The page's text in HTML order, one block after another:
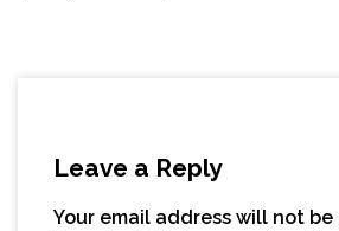
Leave a Reply
Your email address will not be